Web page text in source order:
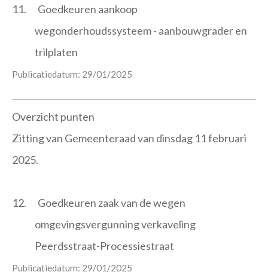
11.
Goedkeuren aankoop
wegonderhoudssysteem - aanbouwgrader en
trilplaten
Publicatiedatum: 29/01/2025
Overzicht punten
Zitting van Gemeenteraad van dinsdag 11 februari
2025.
12.
Goedkeuren zaak van de wegen
omgevingsvergunning verkaveling
Peerdsstraat-Processiestraat
Publicatiedatum: 29/01/2025